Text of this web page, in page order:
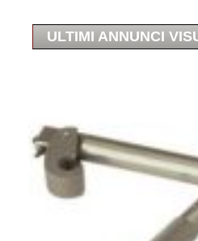
ULTIMI ANNUNCI